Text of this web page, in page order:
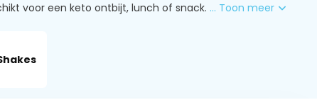
voor een keto ontbijt, lunch of snack. ... Toon meer